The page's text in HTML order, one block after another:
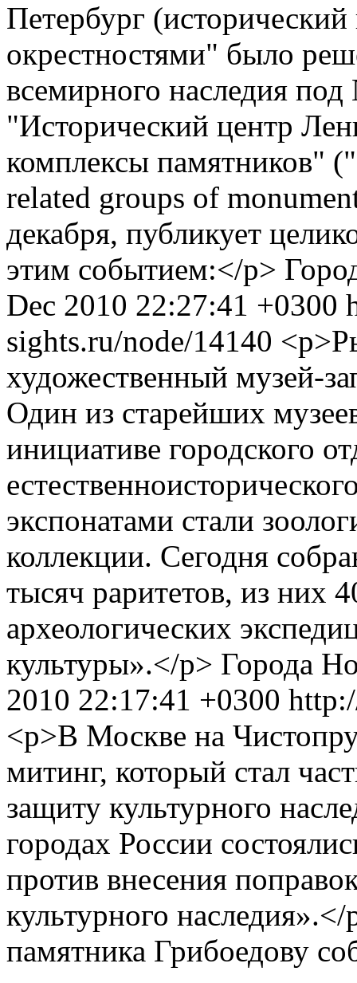
Петербург
окрестностями" было
всемирного наследия
"Исторический центр
комплексы памятников"
related groups of
декабря, публикует
этим событием:</p>
Dec 2010 22:27:41 +0300
sights.ru/node/14140
художественный музей-
Один из старейших
инициативе городского
экспонатами стали
коллекции. Сегодня
тысяч раритетов, из них
археологических
культуры».</p> Города
2010 22:17:41 +0300
<p>В Москве на
митинг, который стал
защиту культурного
городах России
против внесения
культурного
памятника Грибоедову